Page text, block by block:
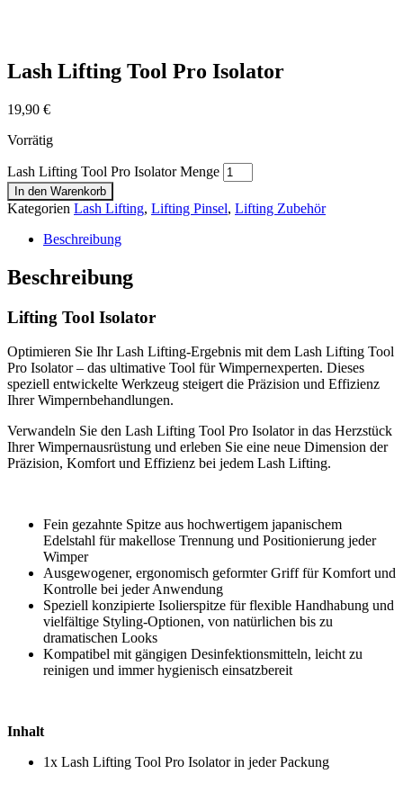
Lash Lifting Tool Pro Isolator
19,90 €
Vorrätig
Lash Lifting Tool Pro Isolator Menge
In den Warenkorb
Kategorien Lash Lifting, Lifting Pinsel, Lifting Zubehör
Beschreibung
Beschreibung
Lifting Tool Isolator
Optimieren Sie Ihr Lash Lifting-Ergebnis mit dem Lash Lifting Tool
Pro Isolator – das ultimative Tool für Wimpernexperten. Dieses
speziell entwickelte Werkzeug steigert die Präzision und Effizienz
Ihrer Wimpernbehandlungen.
Verwandeln Sie den Lash Lifting Tool Pro Isolator in das Herzstück
Ihrer Wimpernausrüstung und erleben Sie eine neue Dimension der
Präzision, Komfort und Effizienz bei jedem Lash Lifting.
Fein gezahnte Spitze aus hochwertigem japanischem
Edelstahl für makellose Trennung und Positionierung jeder
Wimper
Ausgewogener, ergonomisch geformter Griff für Komfort und
Kontrolle bei jeder Anwendung
Speziell konzipierte Isolierspitze für flexible Handhabung und
vielfältige Styling-Optionen, von natürlichen bis zu
dramatischen Looks
Kompatibel mit gängigen Desinfektionsmitteln, leicht zu
reinigen und immer hygienisch einsatzbereit
Inhalt
1x Lash Lifting Tool Pro Isolator in jeder Packung